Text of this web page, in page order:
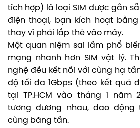
tích hợp) là loại SIM được gắn
điện thoại, bạn kích hoạt
thay vì phải lắp thẻ vào máy.
Một quan niệm sai lầm phổ
mạng nhanh hơn SIM vật lý.
nghệ đều kết nối với cùng hạ
độ tối đa 1Gbps (theo kết quả
tại TP.HCM vào tháng 1 năm
tương đương nhau, dao động
cùng băng tần.